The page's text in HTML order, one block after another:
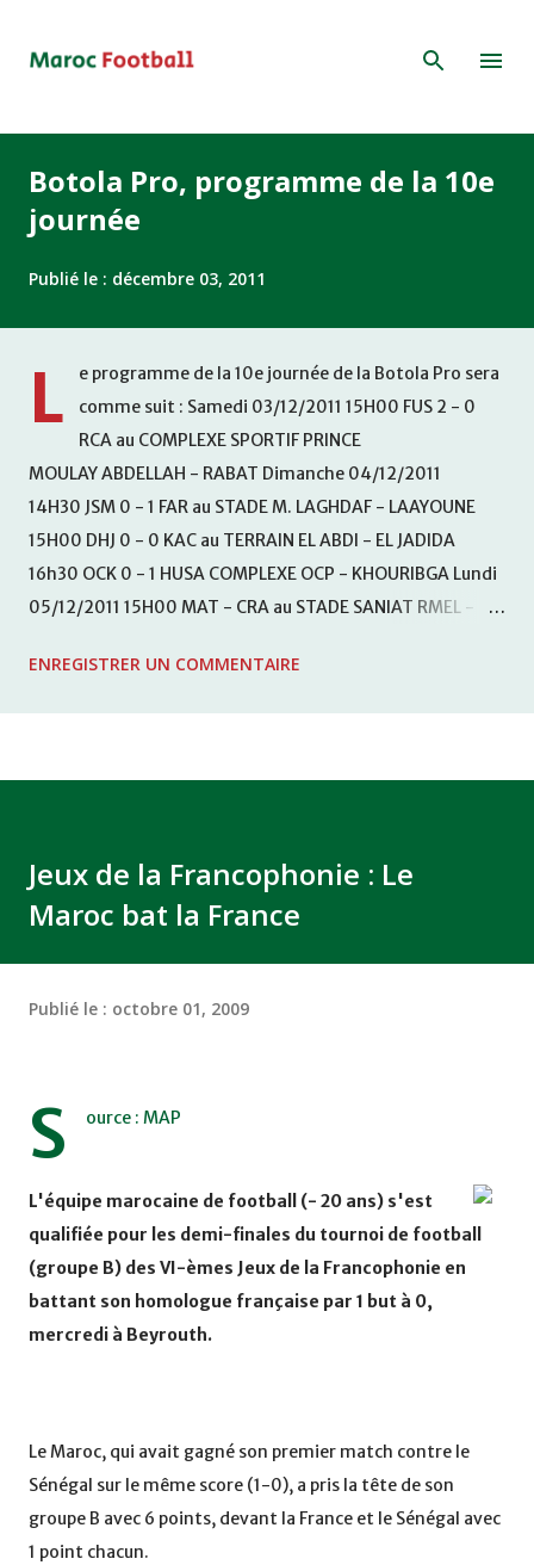
Botola Pro, programme de la 10e
journée
Publié le : décembre 03, 2011
L
e programme de la 10e journée de la Botola Pro sera
comme suit : Samedi 03/12/2011 15H00 FUS 2 - 0
RCA au COMPLEXE SPORTIF PRINCE
MOULAY ABDELLAH - RABAT Dimanche 04/12/2011
14H30 JSM 0 - 1 FAR au STADE M. LAGHDAF - LAAYOUNE
15H00 DHJ 0 - 0 KAC au TERRAIN EL ABDI - EL JADIDA
16h30 OCK 0 - 1 HUSA COMPLEXE OCP - KHOURIBGA Lundi
05/12/2011 15H00 MAT - CRA au STADE SANIAT RMEL -
KHEMISET Mardi 06/12/2011 15H00 WAF - OCS au
ENREGISTRER UN COMMENTAIRE
Jeux de la Francophonie : Le
Maroc bat la France
Publié le : octobre 01, 2009
S ource : MAP
L'équipe marocaine de football (- 20 ans) s'est
qualifiée pour les demi-finales du tournoi de football
(groupe B) des VI-èmes Jeux de la Francophonie en
battant son homologue française par 1 but à 0,
mercredi à Beyrouth.
Le Maroc, qui avait gagné son premier match contre le
Sénégal sur le même score (1-0), a pris la tête de son
groupe B avec 6 points, devant la France et le Sénégal avec
1 point chacun.